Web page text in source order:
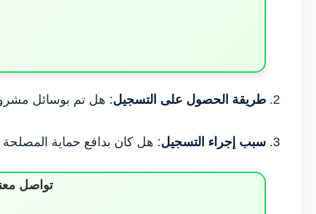
طريقة الحصول على التسجيل: هل تم بوسائل
سبب إجراء التسجيل: هل كان بدافع حماية المصلحة
تواصل